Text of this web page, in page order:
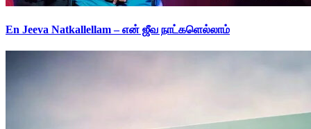
En Jeeva Natkallellam – என் ஜீவ நாட்களெல்லாம்